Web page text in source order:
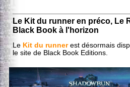
Le Kit du runner en préco, Le
Black Book à l'horizon
Le Kit du runnerest désormais
le site de Black Book Editions.